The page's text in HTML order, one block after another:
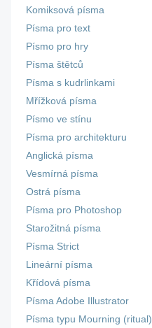
Komiksová písma
Písma pro text
Písmo pro hry
Písma štětců
Písma s kudrlinkami
Mřížková písma
Písmo ve stínu
Písma pro architekturu
Anglická písma
Vesmírná písma
Ostrá písma
Písma pro Photoshop
Starožitná písma
Písma Strict
Lineární písma
Křídová písma
Písma Adobe Illustrator
Písma typu Mourning (ritual)